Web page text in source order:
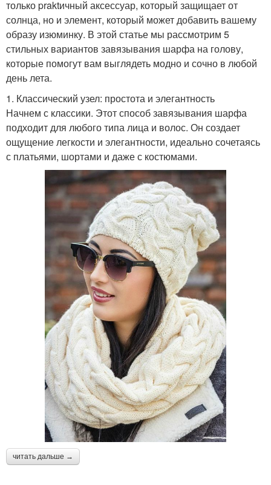
только praktичный аксессуар, который защищает от
солнца, но и элемент, который может добавить вашему
образу изюминку. В этой статье мы рассмотрим 5
стильных вариантов завязывания шарфа на голову,
которые помогут вам выглядеть модно и сочно в любой
день лета.
1. Классический узел: простота и элегантность
Начнем с классики. Этот способ завязывания шарфа
подходит для любого типа лица и волос. Он создает
ощущение легкости и элегантности, идеально сочетаясь
с платьями, шортами и даже с костюмами.
читать дальше →